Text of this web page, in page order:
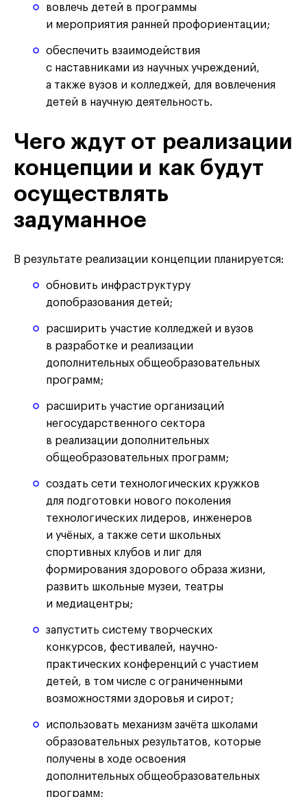
вовлечь детей в программы
и мероприятия ранней профориентации;
обеспечить взаимодействия
с наставниками из научных учреждений,
а также вузов и колледжей, для вовлечения
детей в научную деятельность.
Чего ждут от реализации
концепции и как будут
осуществлять
задуманное
В результате реализации концепции планируется:
обновить инфраструктуру
допобразования детей;
расширить участие колледжей и вузов
в разработке и реализации
дополнительных общеобразовательных
программ;
расширить участие организаций
негосударственного сектора
в реализации дополнительных
общеобразовательных программ;
создать сети технологических кружков
для подготовки нового поколения
технологических лидеров, инженеров
и учёных, а также сети школьных
спортивных клубов и лиг для
формирования здорового образа жизни,
развить школьные музеи, театры
и медиацентры;
запустить систему творческих
конкурсов, фестивалей, научно-
практических конференций с участием
детей, в том числе с ограниченными
возможностями здоровья и сирот;
использовать механизм зачёта школами
образовательных результатов, которые
получены в ходе освоения
дополнительных общеобразовательных
программ;